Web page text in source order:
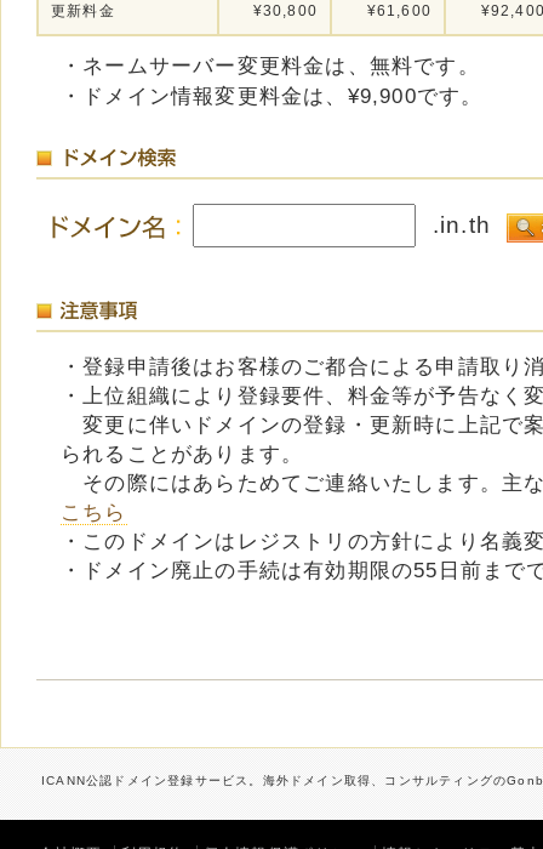
更新料金 ¥30,800 ¥61,600
・ネームサーバー変更料金は、無料です。
・ドメイン情報変更料金は、¥9,900です。
.in.th
・登録申請後はお客様のご都合による申請取り
・上位組織により登録要件、料金等が予告なく
変更に伴いドメインの登録・更新時に上記で
られることがあります。
その際にはあらためてご連絡いたします。主
こちら
・このドメインはレジストリの方針により名義
・ドメイン廃止の手続は有効期限の55日前まで
ICANN公認ドメイン登録サービス。海外ドメイン取得、コンサルティングの